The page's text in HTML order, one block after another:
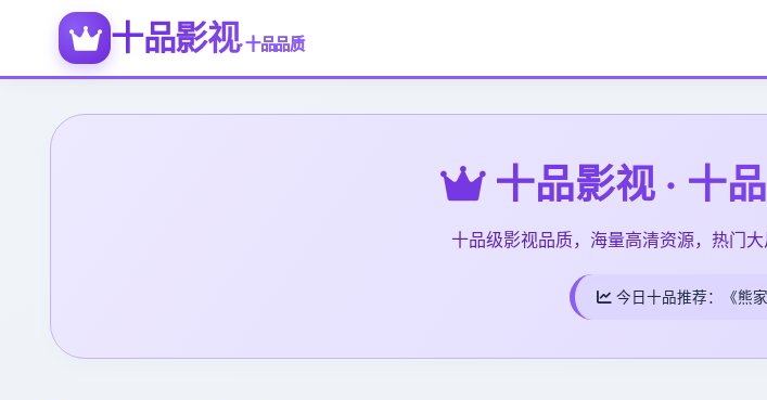
十品影视· 十品品质
十品影视 · 十
十品级影视品质，海量高清资源，热门大
今日十品推荐： 《熊